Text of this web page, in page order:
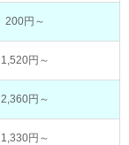
200円～
1,520円～
2,360円～
1,330円～